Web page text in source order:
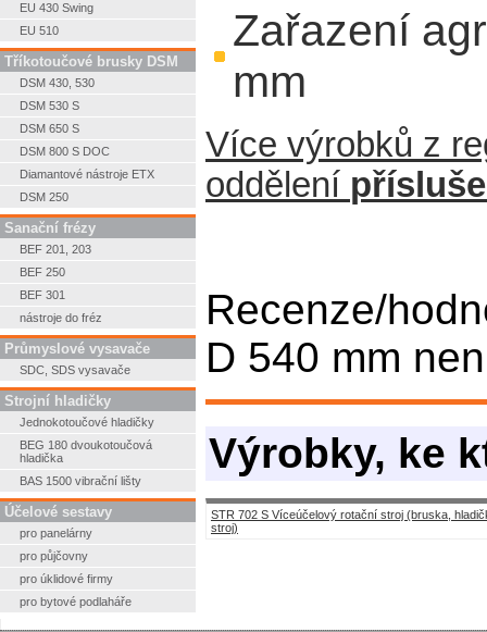
EU 430 Swing
EU 510
Tříkotoučové brusky DSM
DSM 430, 530
DSM 530 S
DSM 650 S
DSM 800 S DOC
Diamantové nástroje ETX
DSM 250
Sanační frézy
BEF 201, 203
BEF 250
BEF 301
nástroje do fréz
Průmyslové vysavače
SDC, SDS vysavače
Strojní hladičky
Jednokotoučové hladičky
BEG 180 dvoukotoučová
hladička
BAS 1500 vibrační lišty
Účelové sestavy
pro panelárny
pro půjčovny
pro úklidové firmy
pro bytové podlaháře
Zařazení
mm
Více výrobků z
oddělení
Recenze/
D 540 mm
Výrobky, ke
STR 702 S Víceúčelový rotační stroj (bruska,
stroj)